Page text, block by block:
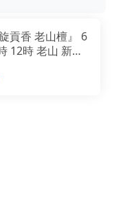
旋貢香 老山檀』 6
12時 老山 新山
沉檀 螺旋香 微